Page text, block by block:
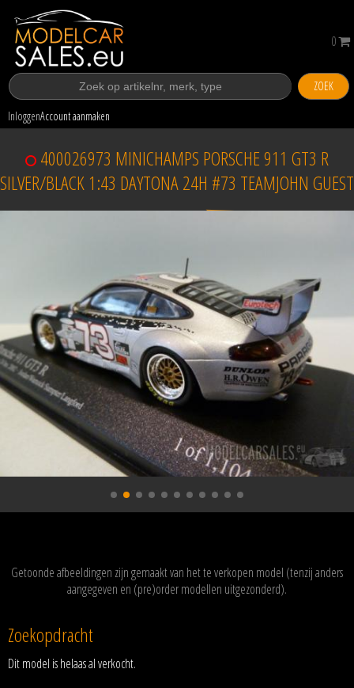
ZOEK
InloggenAccount aanmaken
0
400026973 MINICHAMPS PORSCHE 911 GT3 R
SILVER/BLACK 1:43 DAYTONA 24H #73 TEAMJOHN GUEST
Getoonde afbeeldingen zijn gemaakt van het te verkopen model (tenzij anders
aangegeven en (pre)order modellen uitgezonderd).
Zoekopdracht
Dit model is helaas al verkocht.